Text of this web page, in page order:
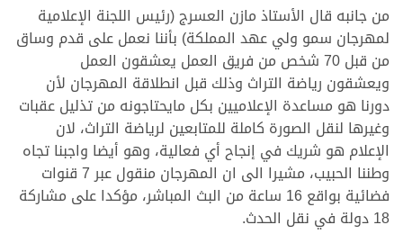
من جانبه قال الأستاذ مازن العسرج (رئيس اللجنة الإعلامية
لمهرجان سمو ولي عهد المملكة) بأننا نعمل على قدم وساق
من قبل 70 شخص من فريق العمل يعشقون العمل
ويعشقون رياضة التراث وذلك قبل انطلاقة المهرجان لأن
دورنا هو مساعدة الإعلاميين بكل مايحتاجونه من تذليل عقبات
وغيرها لنقل الصورة كاملة للمتابعين لرياضة التراث، لان
الإعلام هو شريك في إنجاح أي فعالية، وهو أيضا واجبنا تجاه
وطننا الحبيب، مشيرا الى ان المهرجان منقول عبر 7 قنوات
فضائية بواقع 16 ساعة من البث المباشر، مؤكدا على مشاركة
18 دولة في نقل الحدث.